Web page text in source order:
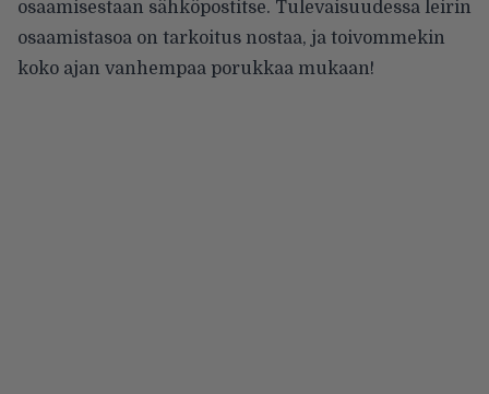
osaamisestaan sähköpostitse. Tulevaisuudessa leirin
osaamistasoa on tarkoitus nostaa, ja toivommekin
koko ajan vanhempaa porukkaa mukaan!